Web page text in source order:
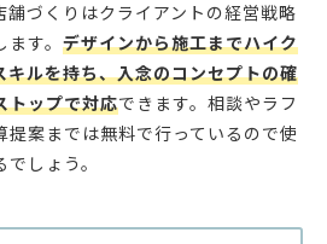
づくりはクライアントの経営戦略
す。 デザインから施工までハイク
キルを持ち、入念のコンセプトの確
トップで対応できます。相談やラフ
提案までは無料で行っているので使
しょう。